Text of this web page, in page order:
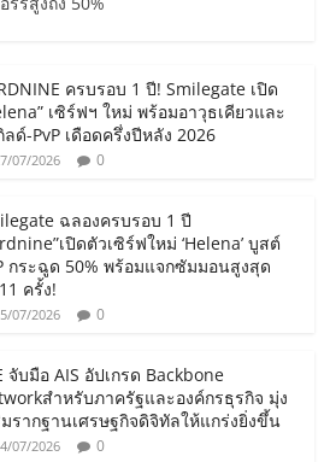
ครบรอบ 1 ปี! Smilegate เปิด
เซิร์ฟฯ ใหม่ พร้อมอาวุธเคียวและ
ลด์-PvP เดือดครึ่งปีหลัง 2026
07/2026 0
ฉลองครบรอบ 1 ปี
เปิดตัวเซิร์ฟใหม่ ‘Helena’ บูสต์
กระฉูด 50% พร้อมแจกซัมมอนสูงสุด
ครั้ง!
07/2026 0
จับมือ AIS อัปเกรด Backbone
สำหรับภาครัฐและองค์กรธุรกิจ มุ่ง
มรากฐานเศรษฐกิจดิจิทัลให้แกร่งยิ่งขึ้น
07/2026 0